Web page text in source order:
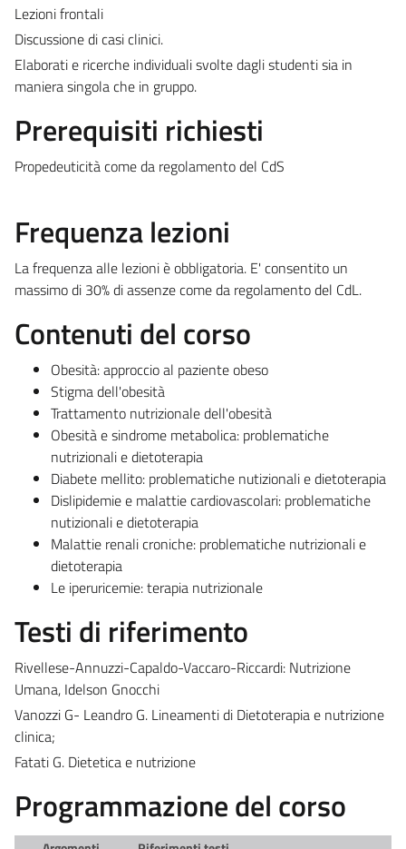
Lezioni frontali
Discussione di casi clinici.
Elaborati e ricerche individuali svolte dagli studenti sia in
maniera singola che in gruppo.
Prerequisiti richiesti
Propedeuticità come da regolamento del CdS
Frequenza lezioni
La frequenza alle lezioni è obbligatoria. E' consentito un
massimo di 30% di assenze come da regolamento del CdL.
Contenuti del corso
Obesità: approccio al paziente obeso
Stigma dell'obesità
Trattamento nutrizionale dell'obesità
Obesità e sindrome metabolica: problematiche
nutrizionali e dietoterapia
Diabete mellito: problematiche nutizionali e dietoterapia
Dislipidemie e malattie cardiovascolari: problematiche
nutizionali e dietoterapia
Malattie renali croniche: problematiche nutrizionali e
dietoterapia
Le iperuricemie: terapia nutrizionale
Testi di riferimento
Rivellese-Annuzzi-Capaldo-Vaccaro-Riccardi: Nutrizione
Umana, Idelson Gnocchi
Vanozzi G- Leandro G. Lineamenti di Dietoterapia e nutrizione
clinica;
Fatati G. Dietetica e nutrizione
Programmazione del corso